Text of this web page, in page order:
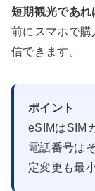
短期観光であれ
前にスマホで購
信できます。
ポイント
eSIMはSIM
電話番号は
定変更も最